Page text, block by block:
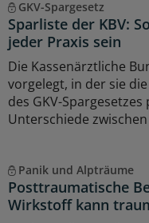
GKV-Spargesetz
Sparliste der KBV:
jeder Praxis sein
Die Kassenärztliche
vorgelegt, in der sie
des GKV-
Unterschiede
Panik und Alpträume
Posttraumatische
Wirkstoff kann